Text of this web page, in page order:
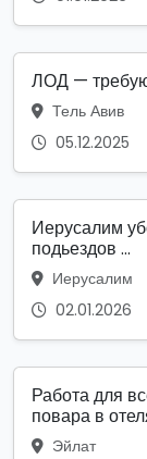
ЛОД —
Тель Авив
05.12.2025
Иерусалим
подьездов ...
Иерусалим
02.01.2026
Работа для
повара в
Эйлат